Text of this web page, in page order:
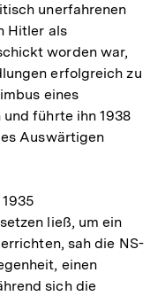
unerfahrenen
Hitler als
worden war,
erfolgreich zu
eines
führte ihn 1938
Auswärtigen
ließ, um ein
sah die NS-
einen
sich die